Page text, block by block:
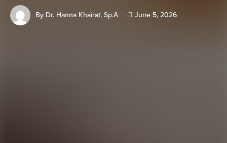
By Dr. Hanna Khairat, Sp.A June 5, 2026